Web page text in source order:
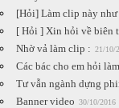
[Hỏi] Làm clip này như
[ Hỏi ] Xin hỏi về biên
Nhờ vả làm clip : 21/10/
Các bác cho em hỏi
Tư vẫn ngành dựng
Banner video 30/10/2016